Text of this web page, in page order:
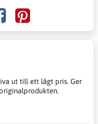
ut till ett lågt pris. Ger